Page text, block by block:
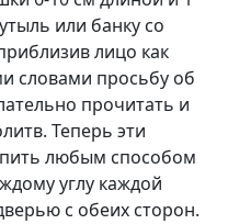
или банку со
лицо как
словами просьбу об
прочитать и
Теперь эти
любым способом
углу каждой
с обеих сторон.